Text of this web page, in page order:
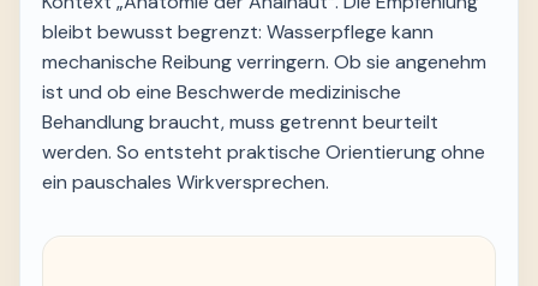
bleibt bewusst begrenzt: Wasserpflege kann
mechanische Reibung verringern. Ob sie angenehm
ist und ob eine Beschwerde medizinische
Behandlung braucht, muss getrennt beurteilt
werden. So entsteht praktische Orientierung ohne
ein pauschales Wirkversprechen.